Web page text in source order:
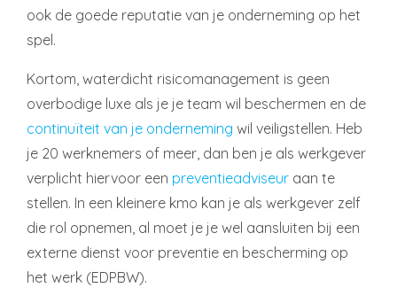
ook de goede reputatie van je onderneming op het
spel.
Kortom, waterdicht risicomanagement is geen
overbodige luxe als je je team wil beschermen en de
continuïteit van je onderneming wil veiligstellen. Heb
je 20 werknemers of meer, dan ben je als werkgever
verplicht hiervoor een preventieadviseur aan te
stellen. In een kleinere kmo kan je als werkgever zelf
die rol opnemen, al moet je je wel aansluiten bij een
externe dienst voor preventie en bescherming op
het werk (EDPBW).